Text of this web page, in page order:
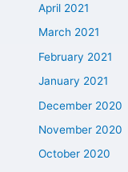
April 2021
March 2021
February 2021
January 2021
December 2020
November 2020
October 2020